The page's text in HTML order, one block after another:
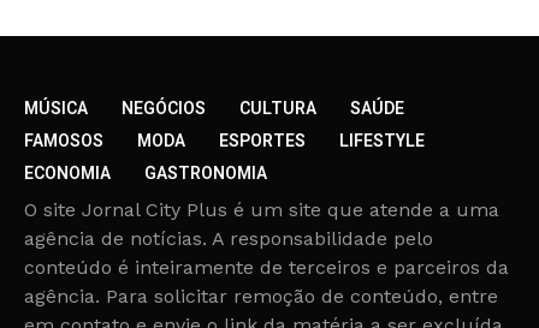
MÚSICA NEGÓCIOS CULTURA
SAÚDE
FAMOSOS
MODA ESPORTES
LIFESTYLE
ECONOMIA
GASTRONOMIA
O site Jornal City Plus é um site que atende a uma
agência de notícias. A responsabilidade pelo
conteúdo é inteiramente de terceiros e parceiros da
agência. Para solicitar remoção de conteúdo, entre